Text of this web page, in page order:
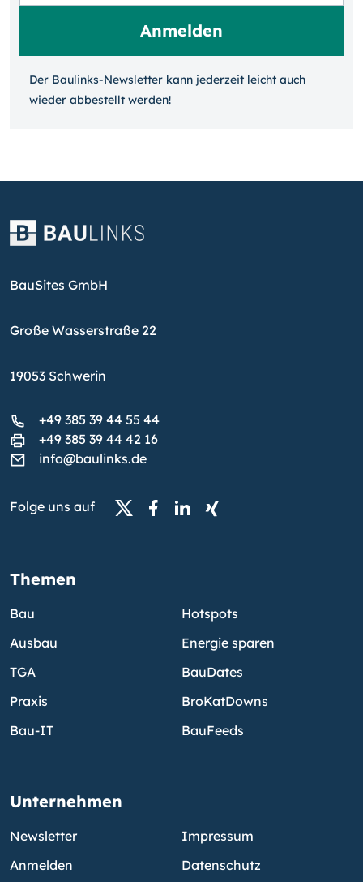
Der Baulinks-Newsletter kann jeder­zeit leicht auch
wieder ab­bestellt werden!
BauSites GmbH
Große Wasserstraße 22
19053 Schwerin
+49 385 39 44 55 44
+49 385 39 44 42 16
info@baulinks.de
Folge uns auf
Themen
Bau
Ausbau
TGA
Praxis
Bau-IT
Hotspots
Energie sparen
BauDates
BroKatDowns
BauFeeds
Unternehmen
Newsletter
Anmelden
Impressum
Datenschutz